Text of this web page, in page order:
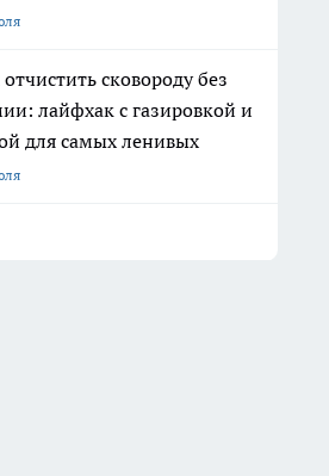
сковороду без
лайфхак с газировкой и
для самых ленивых